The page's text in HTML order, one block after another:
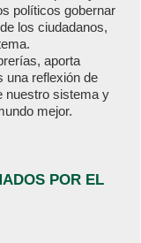
políticos gobernar
los ciudadanos,
aporta
una reflexión de
nuestro sistema y
mejor.
POR EL